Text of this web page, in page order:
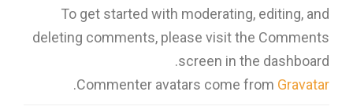
To get started with moderating, editing, and
deleting comments, please visit the Comments
screen in the dashboard.
Commenter avatars come from Gravatar
.